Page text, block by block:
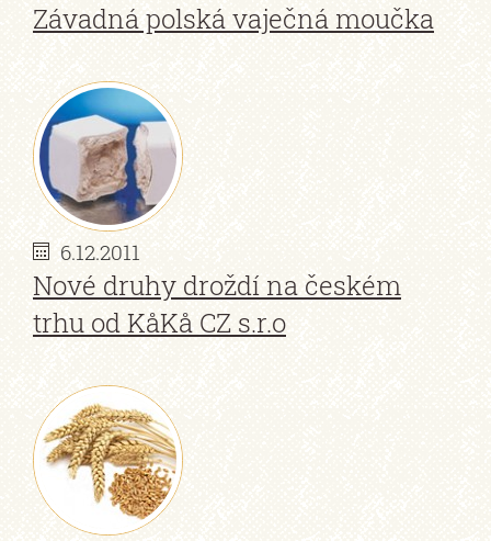
Závadná polská vaječná moučka
6.12.2011
Nové druhy droždí na českém
trhu od KåKå CZ s.r.o